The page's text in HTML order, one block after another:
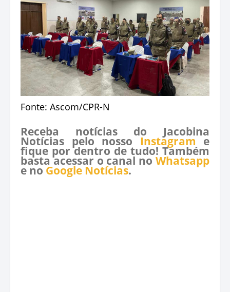
Fonte: Ascom/CPR-N
Receba notícias do Jacobina
Notícias pelo nosso Instagram e
fique por dentro de tudo! Também
basta acessar o canal no Whatsapp
e no Google Notícias.